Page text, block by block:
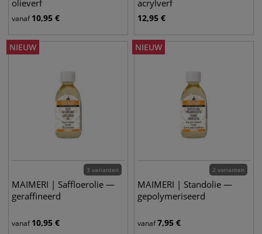
olieverf
vanaf 10,95 €
acrylverf
12,95 €
NIEUW
3 varianten
MAIMERI | Saffloerolie —
geraffineerd
vanaf 10,95 €
NIEUW
2 varianten
MAIMERI | Standolie —
gepolymeriseerd
vanaf7,95 €